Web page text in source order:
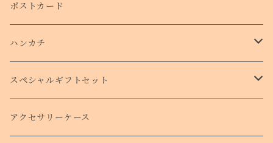
ポストカード
ハンカチ
タオルハンカチ
スペシャルギフトセット
クリスマスコフレ
アクセサリーケース